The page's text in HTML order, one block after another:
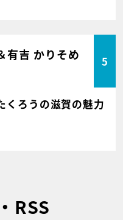
有吉 かりそめ
5
くろうの滋賀の魅力
RSS